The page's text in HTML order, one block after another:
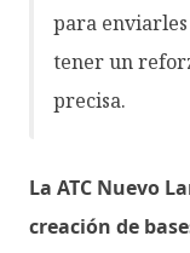
para
tener un
precisa.
La ATC Nuevo
creación de